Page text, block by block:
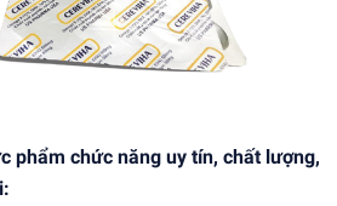
phẩm chức năng uy tín, chất lượng,